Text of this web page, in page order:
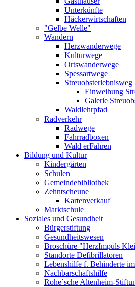
Unterkünfte
Häckerwirtschaften
"Gelbe Welle"
Wandern
Herzwanderwege
Kulturwege
Ortswanderwege
Spessartwege
Streuobsterlebnisweg
Einweihung
Galerie
Waldlehrpfad
Radverkehr
Radwege
Fahrradboxen
Wald erFahren
Bildung und Kultur
Kindergärten
Schulen
Gemeindebibliothek
Zehntscheune
Kartenverkauf
Marktschule
Soziales und Gesundheit
Bürgerstiftung
Gesundheitswesen
Broschüre "HerzImpuls
Standorte Defibrillatoren
Lebenshilfe f. Behinderte
Nachbarschaftshilfe
Rohe´sche Altenheim-